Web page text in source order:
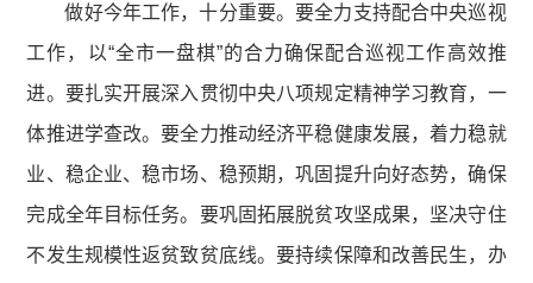
做好今年工作，十分重要。要全力支持配合中央巡视
工作，以“全市一盘棋”的合力确保配合巡视工作高效推
进。要扎实开展深入贯彻中央八项规定精神学习教育，一
体推进学查改。要全力推动经济平稳健康发展，着力稳就
业、稳企业、稳市场、稳预期，巩固提升向好态势，确保
完成全年目标任务。要巩固拓展脱贫攻坚成果，坚决守住
不发生规模性返贫致贫底线。要持续保障和改善民生，办